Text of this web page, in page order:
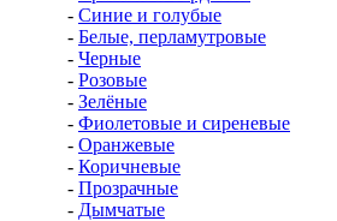
- Синие и голубые
- Белые, перламутровые
- Черные
- Розовые
- Зелёные
- Фиолетовые и сиреневые
- Оранжевые
- Коричневые
- Прозрачные
- Дымчатые